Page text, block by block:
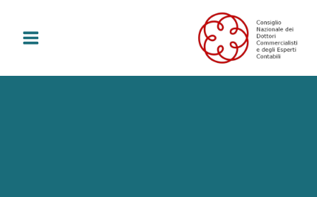
contenuto